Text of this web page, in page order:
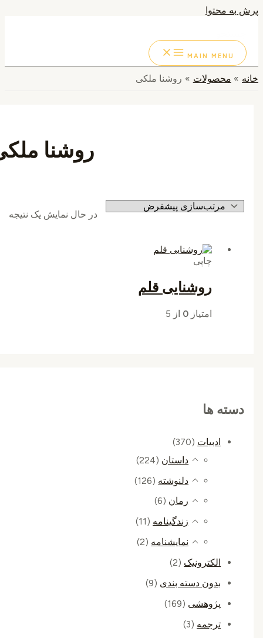
به محتوا
MAIN MENU
محصولات روشنا ملکی
دسته ها
ادبیات (370)
داستان (224)
دلنوشته (126)
رمان (6)
زندگینامه (11)
نمایشنامه (2)
الکترونیک (2)
بدون دسته بندی (9)
پژوهشی (169)
ترجمه (3)
روشنا ملکی
در حال نمایش یک نتیجه
چاپی
روشنایی قلم
امتیاز0از 5